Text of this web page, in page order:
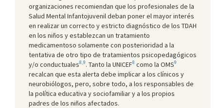
organizaciones recomiendan que los profesionales de la
Salud Mental Infantojuvenil deban poner el mayor interés
en realizar un correcto y estricto diagnóstico de los TDAH
en los niños y establezcan un tratamiento
medicamentoso solamente con posterioridad a la
tentativa de otro tipo de tratamientos psicopedagógicos
y/o conductuales8,9. Tanto la UNICEF8 como la OMS9
recalcan que esta alerta debe implicar a los clínicos y
neurobiólogos, pero, sobre todo, a los responsables de
la política educativa y sociofamiliar y a los propios
padres de los niños afectados.